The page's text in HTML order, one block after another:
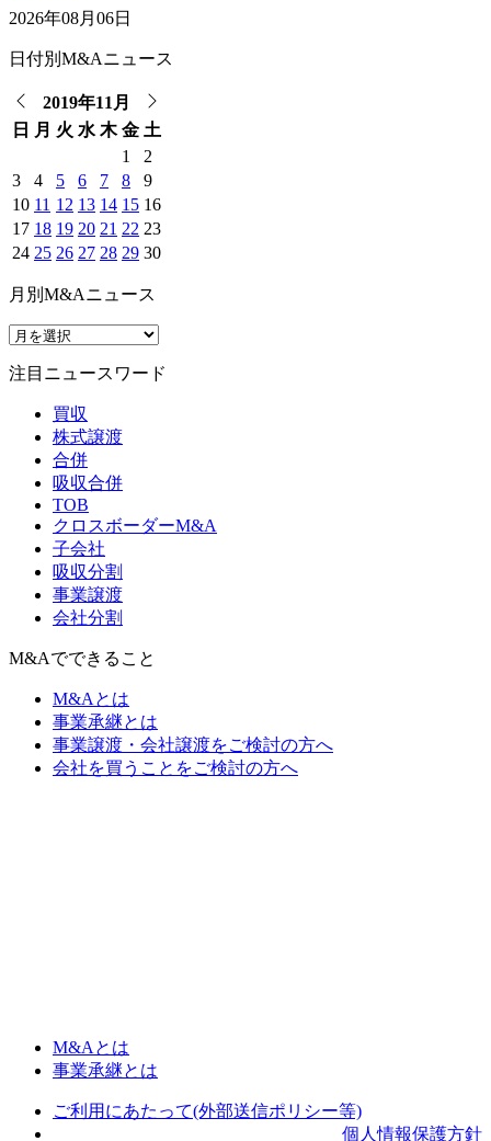
2026年08月06日
日付別M&Aニュース
2019年11月
日
月 火 水 木 金 土
1
2
3
4 5 6 7 8
9
10 11 12 13 14 15 16
17 18 19 20 21 22 23
24 25 26 27 28 29 30
月別M&Aニュース
注目ニュースワード
買収
株式譲渡
合併
吸収合併
TOB
クロスボーダーM&A
子会社
吸収分割
事業譲渡
会社分割
M&Aでできること
M&Aとは
事業承継とは
事業譲渡・会社譲渡をご検討の方へ
会社を買うことをご検討の方へ
M&Aとは
事業承継とは
ご利用にあたって(外部送信ポリシー等)
個人情報保護方針